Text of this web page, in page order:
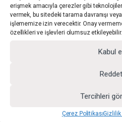
erişmek amacıyla çerezler gibi
vermek, bu sitedeki tarama davranışı
işlememize izin verecektir. Onay
özellikleri ve işlevleri olumsuz etkileyebilir.
Kabul
Reddet
Tercihleri
Çerez Politikası
Malzeme PVC
Stil Düz Renk
Silinebilir